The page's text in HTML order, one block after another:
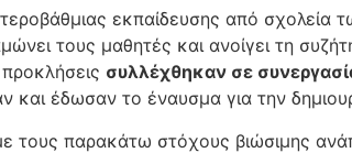
εκπαίδευσης από
τους μαθητές και ανοίγει τη
συλλέχθηκαν σε
και έδωσαν το έναυσμα για την
τους παρακάτω στόχους βιώσιμης